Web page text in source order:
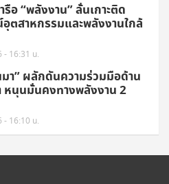
อ “พลังงาน” ลั่นเกาะติด
ตสาหกรรมและพลังงานใกล้
- 16:31 น.
า” ผลักดันความร่วมมือด้าน
หนุนมั่นคงทางพลังงาน 2
- 16:10 น.